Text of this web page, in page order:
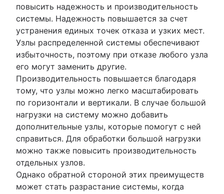
повысить надежность и производительность
системы. Надежность повышается за счет
устранения единых точек отказа и узких мест.
Узлы распределенной системы обеспечивают
избыточность, поэтому при отказе любого узла
его могут заменить другие.
Производительность повышается благодаря
тому, что узлы можно легко масштабировать
по горизонтали и вертикали. В случае большой
нагрузки на систему можно добавить
дополнительные узлы, которые помогут с ней
справиться. Для обработки большой нагрузки
можно также повысить производительность
отдельных узлов.
Однако обратной стороной этих преимуществ
может стать разрастание системы, когда